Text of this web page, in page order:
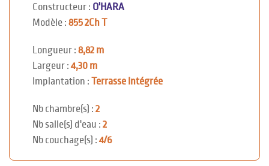
Constructeur : O'HARA
Modèle : 855 2Ch T
Longueur : 8,82 m
Largeur : 4,30 m
Implantation : Terrasse Intégrée
Nb chambre(s) : 2
Nb salle(s) d'eau : 2
Nb couchage(s) : 4/6